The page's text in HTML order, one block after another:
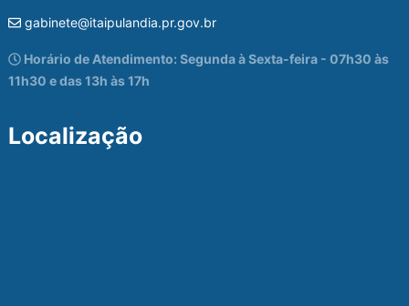
gabinete@itaipulandia.pr.gov.br
Horário de Atendimento: Segunda à Sexta-feira - 07h30 às
11h30 e das 13h às 17h
Localização